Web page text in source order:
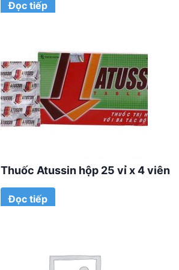
Đọc tiếp
Thuốc Atussin hộp 25 vỉ x 4 viên
Đọc tiếp